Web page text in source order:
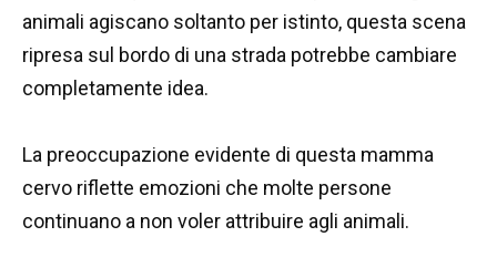
animali agiscano soltanto per istinto, questa scena
ripresa sul bordo di una strada potrebbe cambiare
completamente idea.
La preoccupazione evidente di questa mamma
cervo riflette emozioni che molte persone
continuano a non voler attribuire agli animali.